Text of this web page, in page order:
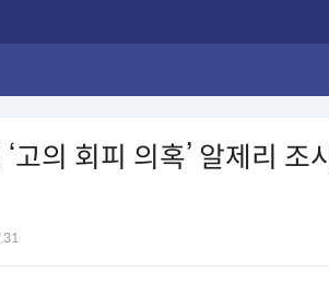
고의 회피 의혹’ 알제리 조